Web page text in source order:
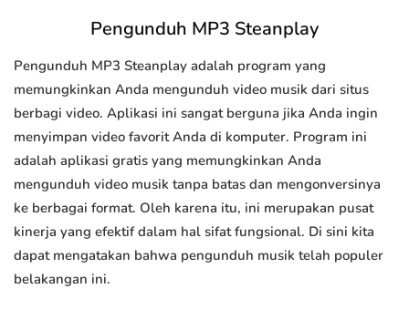
Pengunduh MP3 Steanplay
Pengunduh MP3 Steanplay adalah program yang
memungkinkan Anda mengunduh video musik dari situs
berbagi video. Aplikasi ini sangat berguna jika Anda ingin
menyimpan video favorit Anda di komputer. Program ini
adalah aplikasi gratis yang memungkinkan Anda
mengunduh video musik tanpa batas dan mengonversinya
ke berbagai format. Oleh karena itu, ini merupakan pusat
kinerja yang efektif dalam hal sifat fungsional. Di sini kita
dapat mengatakan bahwa pengunduh musik telah populer
belakangan ini.